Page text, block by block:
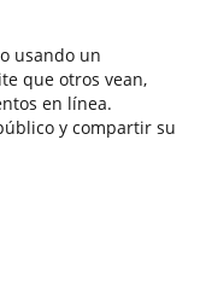
usando un
que otros vean,
en línea.
y compartir su